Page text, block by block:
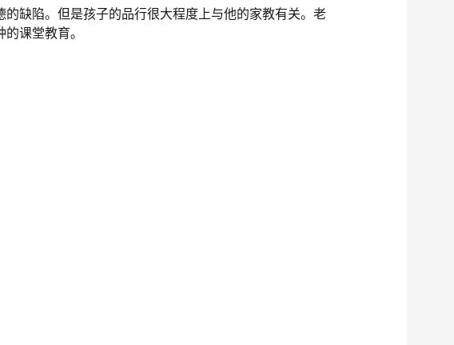
缺陷。但是孩子的品行很大程度上与他的家教有关。老
课堂教育。